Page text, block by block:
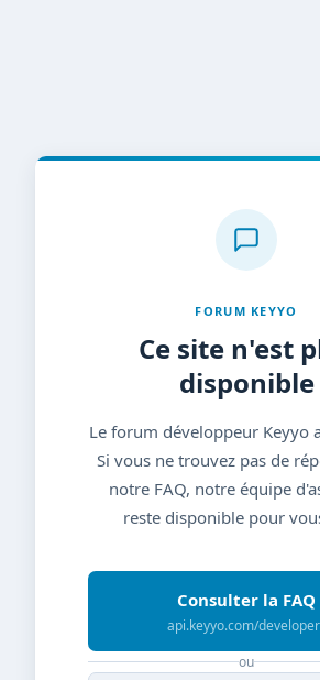
FORUM KEYYO
Ce site n'est
disponible
Le forum développeur Keyyo
Si vous ne trouvez pas de
notre FAQ, notre équipe
reste disponible pour
Consulter la FAQ
api.keyyo.com/
ou